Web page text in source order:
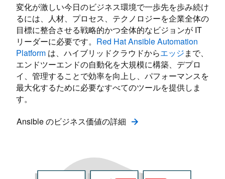
変化が激しい今日のビジネス環境で一歩先を歩み続け
るには、人材、プロセス、テクノロジーを企業全体の
目標に整合させる戦略的かつ全体的なビジョンが IT
リーダーに必要です。 Red Hat Ansible Automation
Platform は、ハイブリッドクラウドからエッジまで、
エンドツーエンドの自動化を大規模に構築、デプロ
イ、管理することで効率を向上し、パフォーマンスを
最大化するために必要なすべてのツールを提供しま
す。
Ansible のビジネス価値の詳細